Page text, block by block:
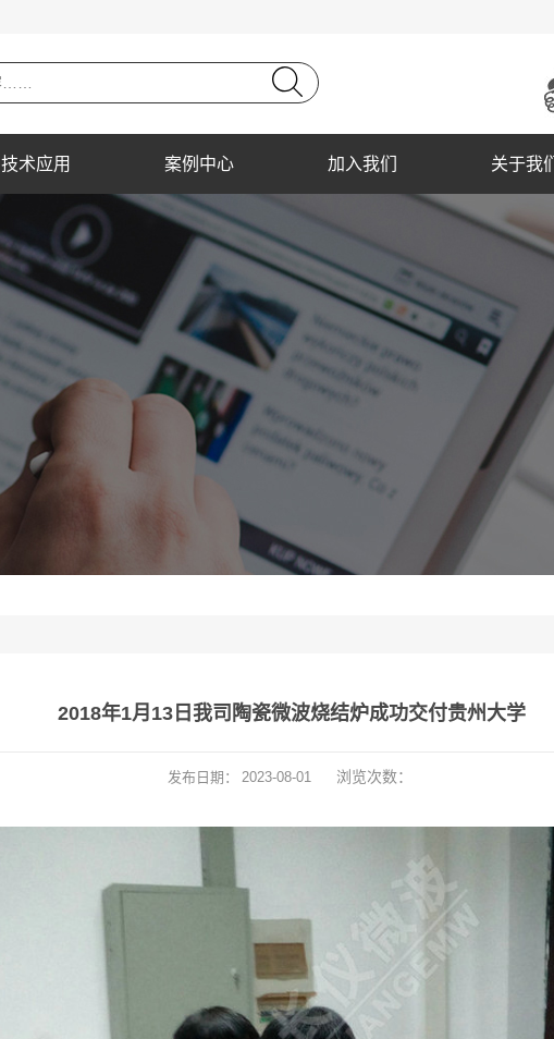
技术应用 案例中心 加入我们 关于我们
2018年1月13日我司陶瓷微波烧结炉成功交付贵州大学
发布日期： 2023-08-01 浏览次数：